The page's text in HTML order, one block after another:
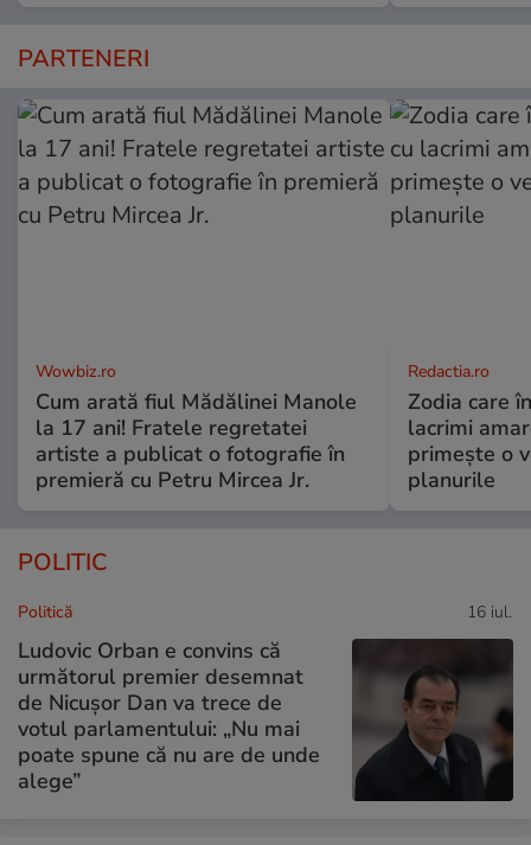
PARTENERI
Wowbiz.ro
Cum arată fiul Mădălinei Manole
la 17 ani! Fratele regretatei
artiste a publicat o fotografie în
premieră cu Petru Mircea Jr.
Redactia.ro
Zodia care
lacrimi
primește o
planurile
POLITIC
Politică 16 iul.
Ludovic Orban e convins că
următorul premier desemnat
de Nicușor Dan va trece de
votul parlamentului: „Nu mai
poate spune că nu are de unde
alege”